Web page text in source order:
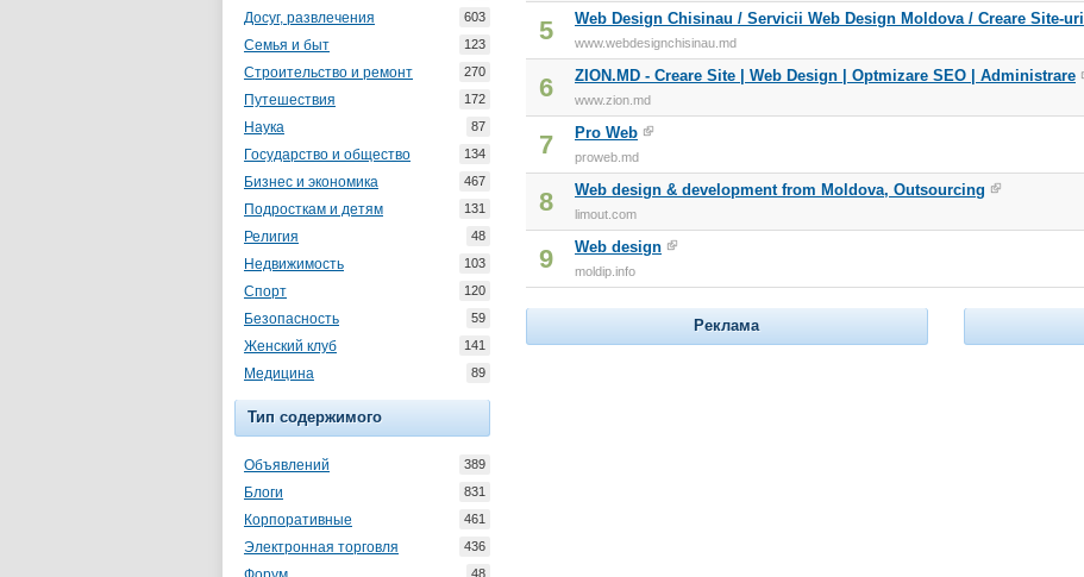
Досуг, развлечения 603
Семья и быт 123
Строительство и ремонт 270
Путешествия 172
Наука 87
Государство и общество 134
Бизнес и экономика 467
Подросткам и детям 131
Религия 48
Недвижимость 103
Спорт 120
Безопасность 59
Женский клуб 141
Медицина 89
Тип содержимого
Объявлений 389
Блоги 831
Корпоративные 461
Электронная торговля 436
48
5 Web Design Chisinau / Servicii Web Design Moldova / Creare Site-uri
www.webdesignchisinau.md
6 ZION.MD - Creare Site | Web Design | Optmizare SEO | Administrare
www.zion.md
7 Pro Web
proweb.md
8 Web design & development from Moldova, Outsourcing
limout.com
9 Web design
moldip.info
Реклама